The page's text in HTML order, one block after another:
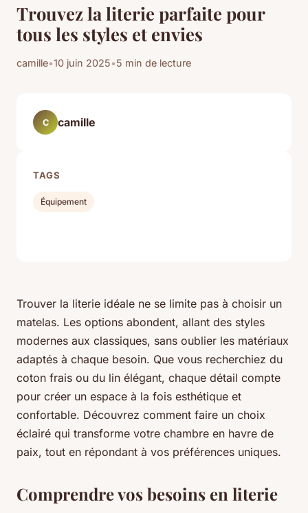
Trouvez la literie parfaite pour
tous les styles et envies
camille•10 juin 2025•5 min de lecture
Trouver la literie idéale ne se limite pas à choisir un
matelas. Les options abondent, allant des styles
modernes aux classiques, sans oublier les matériaux
adaptés à chaque besoin. Que vous recherchiez du
coton frais ou du lin élégant, chaque détail compte
pour créer un espace à la fois esthétique et
confortable. Découvrez comment faire un choix
éclairé qui transforme votre chambre en havre de
paix, tout en répondant à vos préférences uniques.
Comprendre vos besoins en literie
C camille
TAGS
Équipement